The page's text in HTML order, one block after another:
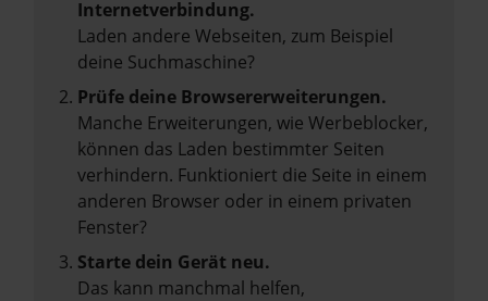
Internetverbindung.
Laden andere Webseiten, zum Beispiel
deine Suchmaschine?
Prüfe deine Browsererweiterungen.
Manche Erweiterungen, wie Werbeblocker,
können das Laden bestimmter Seiten
verhindern. Funktioniert die Seite in einem
anderen Browser oder in einem privaten
Fenster?
Starte dein Gerät neu.
Das kann manchmal helfen,